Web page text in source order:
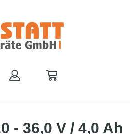
- 36,0 V / 4,0 Ah